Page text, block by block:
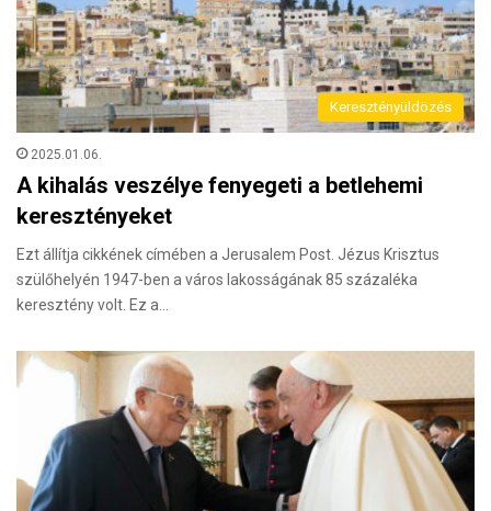
Keresztényüldözés
2025.01.06.
A kihalás veszélye fenyegeti a betlehemi
keresztényeket
Ezt állítja cikkének címében a Jerusalem Post. Jézus Krisztus
szülőhelyén 1947-ben a város lakosságának 85 százaléka
keresztény volt. Ez a…